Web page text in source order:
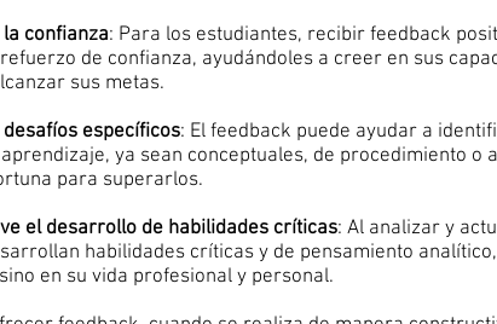
confianza: Para los estudiantes, recibir feedback
de confianza, ayudándoles a creer en sus
sus metas.
específicos: El feedback puede ayudar a
ya sean conceptuales, de procedimiento
para superarlos.
el desarrollo de habilidades críticas: Al analizar y
habilidades críticas y de pensamiento
en su vida profesional y personal.